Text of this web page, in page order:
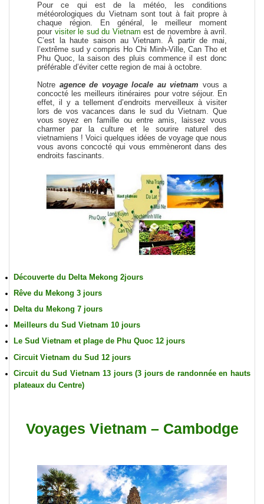
Pour ce qui est de la météo, les conditions
météorologiques du Vietnam sont tout à fait propre à
chaque région. En général, le meilleur moment
pour visiter le sud du Vietnam est de novembre à avril.
C’est la haute saison au Vietnam.
À partir de mai,
l’extrême sud y compris Ho Chi Minh-Ville, Can Tho et
Phu Quoc, la saison des pluis commence il est donc
préférable d’éviter cette region de mai à octobre.
Notre agence de voyage locale au vietnam vous a
concocté les meilleurs itinéraires pour votre séjour. En
effet, il y a tellement d’endroits merveilleux à visiter
lors de vos vacances dans le sud du Vietnam. Que
vous soyez en famille ou entre amis, laissez vous
charmer par la culture et le sourire naturel des
vietnamiens ! Voici quelques idées de voyage que nous
vous avons concocté qui vous emmèneront dans des
endroits fascinants.
Découverte du Delta Mekong 2jours
Rêve du Mekong 3 jours
Delta du Mekong 7 jours
Meilleurs du Sud Vietnam 10 jours
Le Sud Vietnam et plage de Phu Quoc 12 jours
Circuit Vietnam du Sud 12 jours
Circuit du Sud Vietnam 13 jours (3 jours de randonnée en hauts
plateaux du Centre)
Voyages Vietnam – Cambodge